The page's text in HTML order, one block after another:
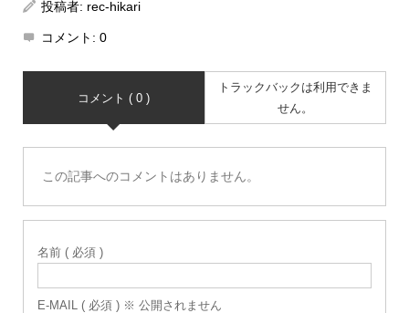
投稿者: rec-hikari
コメント: 0
コメント ( 0 )
トラックバックは利用できま
せん。
この記事へのコメントはありません。
名前 ( 必須 )
E-MAIL ( 必須 ) ※ 公開されません